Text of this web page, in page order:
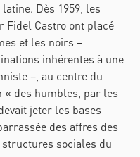
Dès 1959, les
Fidel Castro ont placé
et les noirs –
inhérentes à une
–, au centre du
« des humbles, par les
jeter les bases
des affres des
sociales du